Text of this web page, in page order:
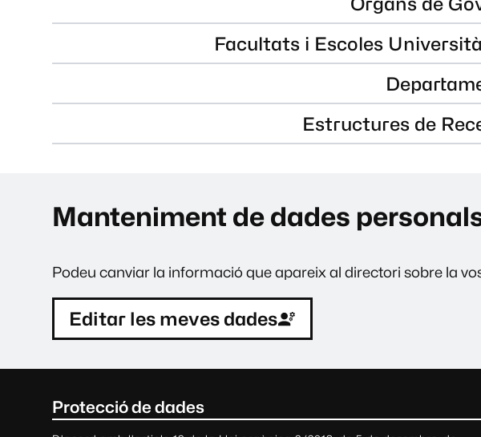
Facultats i Escoles
Estructures de
Manteniment de dades
Podeu canviar la informació que apareix al directori sobre la
Editar les meves dades
Protecció de dades